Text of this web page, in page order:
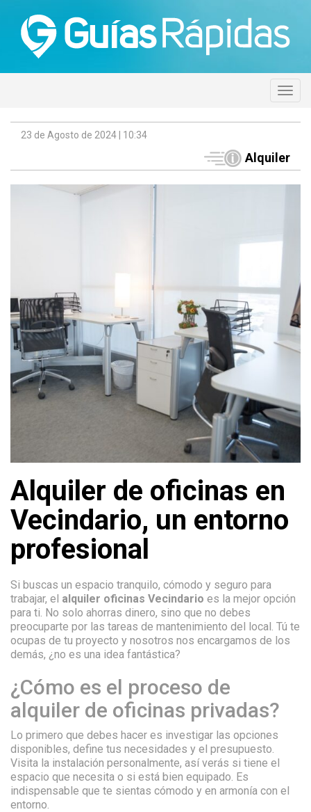
23 de Agosto de 2024 | 10:34
Alquiler
Alquiler de oficinas en
Vecindario, un entorno
profesional
Si buscas un espacio tranquilo, cómodo y seguro para
trabajar, el alquiler oficinas Vecindario es la mejor opción
para ti. No solo ahorras dinero, sino que no debes
preocuparte por las tareas de mantenimiento del local. Tú te
ocupas de tu proyecto y nosotros nos encargamos de los
demás, ¿no es una idea fantástica?
¿Cómo es el proceso de
alquiler de oficinas privadas?
Lo primero que debes hacer es investigar las opciones
disponibles, define tus necesidades y el presupuesto.
Visita la instalación personalmente, así verás si tiene el
espacio que necesita o si está bien equipado. Es
indispensable que te sientas cómodo y en armonía con el
entorno.